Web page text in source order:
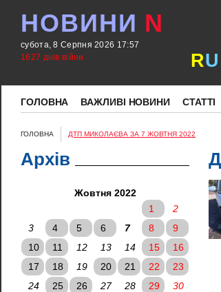
НОВИНИ N
субота, 8 Серпня 2026 17:57
1627 днів війни
RU
ГОЛОВНА ВАЖЛИВІ НОВИНИ СТАТТІ
ГОЛОВНА ДТП МИКОЛАЄВА ЗА 7 ЖОВТНЯ 2022
Архів
Жовтня 2022
1
2
3
4 5 6 7 8
9
10
11 12 13 14 15
16
17
18 19 20 21 22
23
24
25 26 27 28 29
30